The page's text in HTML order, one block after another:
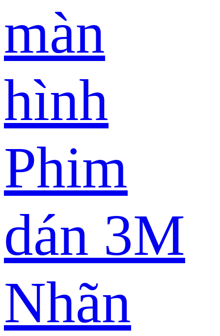
màn
hình
Phim
dán 3M
Nhãn